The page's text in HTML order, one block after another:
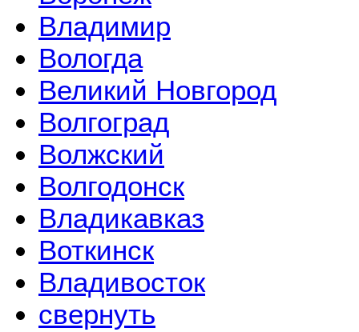
Владимир
Вологда
Великий Новгород
Волгоград
Волжский
Волгодонск
Владикавказ
Воткинск
Владивосток
свернуть